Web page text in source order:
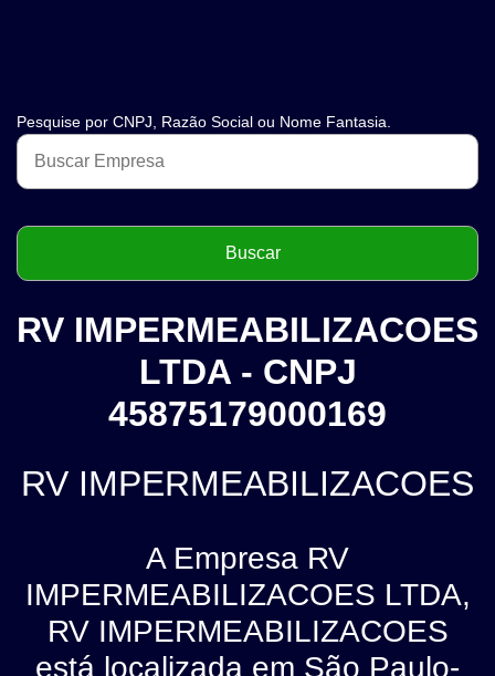
Pesquise por CNPJ, Razão Social ou Nome Fantasia.
RV IMPERMEABILIZACOES
LTDA - CNPJ
45875179000169
RV IMPERMEABILIZACOES
A Empresa RV
IMPERMEABILIZACOES LTDA,
RV IMPERMEABILIZACOES
está localizada em São Paulo-